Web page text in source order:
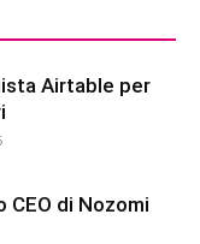
Airtable per
CEO di Nozomi